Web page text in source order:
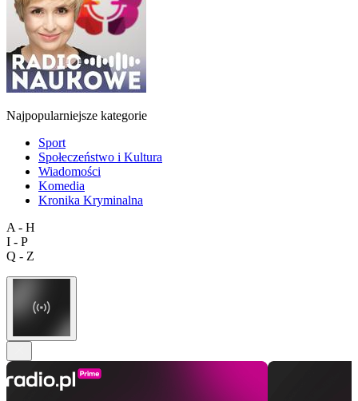
Najpopularniejsze kategorie
Sport
Społeczeństwo i Kultura
Wiadomości
Komedia
Kronika Kryminalna
A - H
I - P
Q - Z